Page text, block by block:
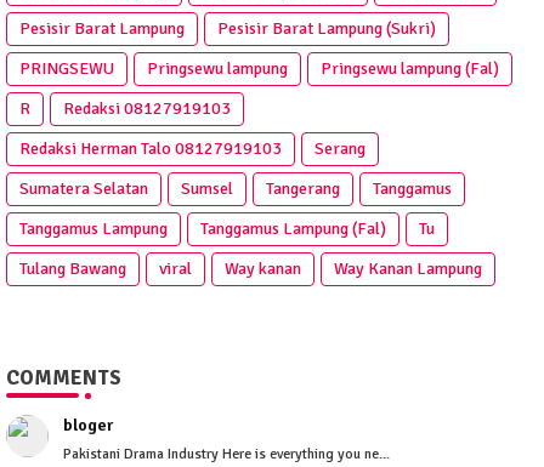
Pesisir Barat Lampung
Pesisir Barat Lampung (Sukri)
PRINGSEWU
Pringsewu lampung
Pringsewu lampung (Fal)
R
Redaksi 08127919103
Redaksi Herman Talo 08127919103
Serang
Sumatera Selatan
Sumsel Tangerang
Tanggamus
Tanggamus Lampung
Tanggamus Lampung (Fal)
Tu
Tulang Bawang
viral Way kanan Way Kanan Lampung
COMMENTS
bloger
Pakistani Drama Industry Here is everything you ne...